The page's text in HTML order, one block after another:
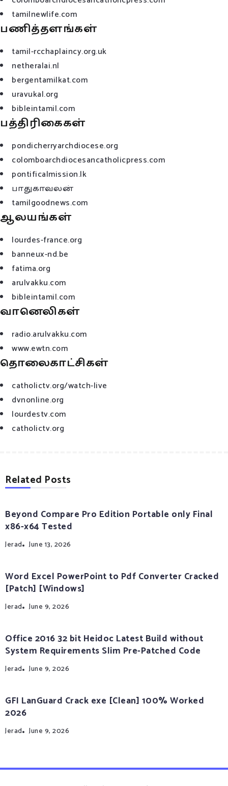
tamilnewlife.com
பணித்தளங்கள்
tamil-rcchaplaincy.org.uk
netheralai.nl
bergentamilkat.com
uravukal.org
bibleintamil.com
பத்திரிகைகள்
pondicherryarchdiocese.org
colomboarchdiocesancatholicpress.com
pontificalmission.lk
பாதுகாவலன்
tamilgoodnews.com
ஆலயங்கள்
lourdes-france.org
banneux-nd.be
fatima.org
arulvakku.com
bibleintamil.com
வானெலிகள்
radio.arulvakku.com
www.ewtn.com
தொலைகாட்சிகள்
catholictv.org/watch-live
dvnonline.org
lourdestv.com
catholictv.org
Related Posts
Beyond Compare Pro Edition Portable only Final
x86-x64 Tested
Jerad June 13, 2026
Word Excel PowerPoint to Pdf Converter Cracked
[Patch] [Windows]
Jerad June 9, 2026
Office 2016 32 bit Heidoc Latest Build without
System Requirements Slim Pre-Patched Code
Jerad June 9, 2026
GFI LanGuard Crack exe [Clean] 100% Worked
2026
Jerad June 9, 2026